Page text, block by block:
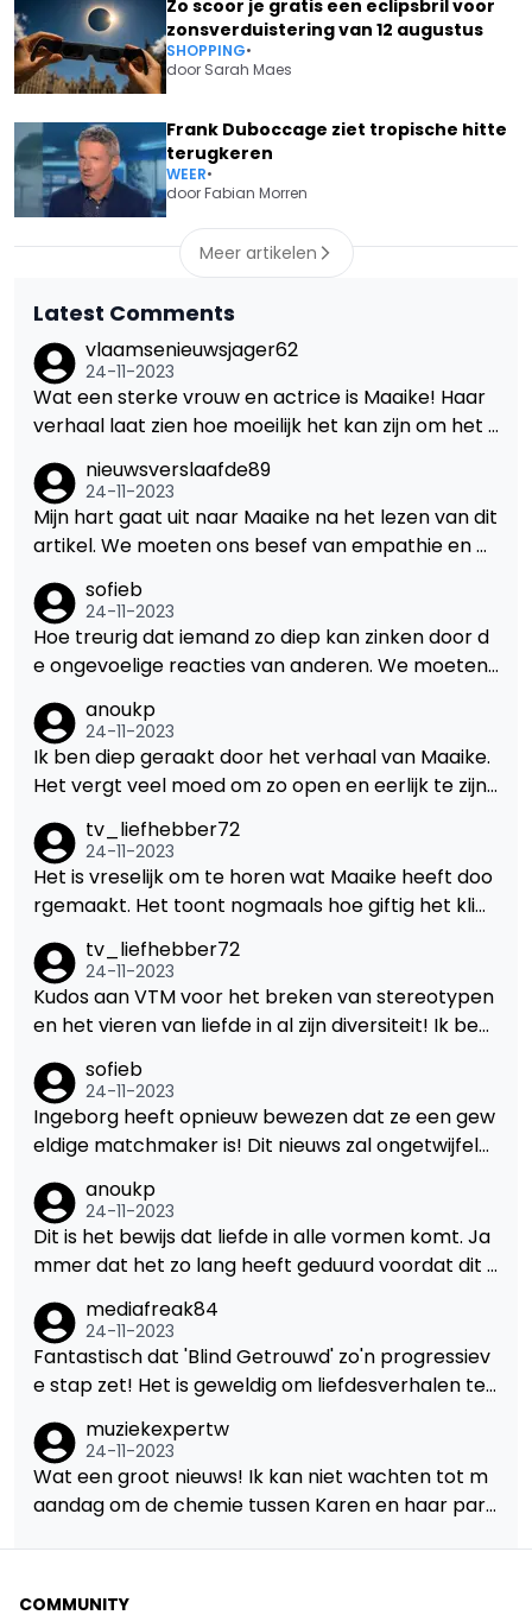
Zo scoor je gratis een eclipsbril voor
zonsverduistering van 12 augustus
SHOPPING•
door Sarah Maes
Frank Duboccage ziet tropische hitte
terugkeren
WEER•
doorFabian Morren
Meer artikelen
Latest Comments
vlaamsenieuwsjager62
24-11-2023
Wat een sterke vrouw en actrice is Maaike! Haar
verhaal laat zien hoe moeilijk het kan zijn om het s
aarheid. Hopelijk kan haar verhaal anderen helpe
n in een soortgelijke situatie.
nieuwsverslaafde89
24-11-2023
Mijn hart gaat uit naar Maaike na het lezen van dit
artikel. We moeten ons besef van empathie en m
h gesteund en begrepen voelen, in plaats van zic
h terug te moeten trekken uit angst voor negatie
ve reacties.
sofieb
24-11-2023
Hoe treurig dat iemand zo diep kan zinken door d
e ongevoelige reacties van anderen. We moeten
ote impact kunnen hebben. Steun en begrip zijn z
o belangrijk in deze situaties.
anoukp
24-11-2023
Ik ben diep geraakt door het verhaal van Maaike.
Het vergt veel moed om zo open en eerlijk te zijn
hierover te blijven praten en mensen ervan bewu
st te maken.
tv_liefhebber72
24-11-2023
Het is vreselijk om te horen wat Maaike heeft doo
rgemaakt. Het toont nogmaals hoe giftig het klim
g. Wees sterk, Maaike!
tv_liefhebber72
24-11-2023
Kudos aan VTM voor het breken van stereotypen
en het vieren van liefde in al zijn diversiteit! Ik ben
en en haar partner te volgen.
sofieb
24-11-2023
Ingeborg heeft opnieuw bewezen dat ze een gew
eldige matchmaker is! Dit nieuws zal ongetwijfeld
chap. Ik kijk er naar uit om hun liefdesverhaal te v
olgen.
anoukp
24-11-2023
Dit is het bewijs dat liefde in alle vormen komt. Ja
mmer dat het zo lang heeft geduurd voordat dit i
dan nooit.mediafreak84
24-11-2023
Fantastisch dat 'Blind Getrouwd' zo'n progressiev
e stap zet! Het is geweldig om liefdesverhalen te
est van het seizoen.
muziekexpertw
24-11-2023
Wat een groot nieuws! Ik kan niet wachten tot m
aandag om de chemie tussen Karen en haar part
COMMUNITY